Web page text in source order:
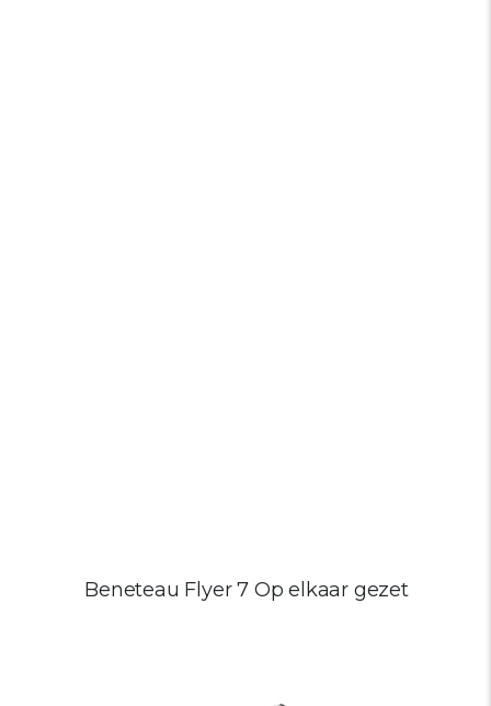
Beneteau Flyer 7 Op elkaar gezet